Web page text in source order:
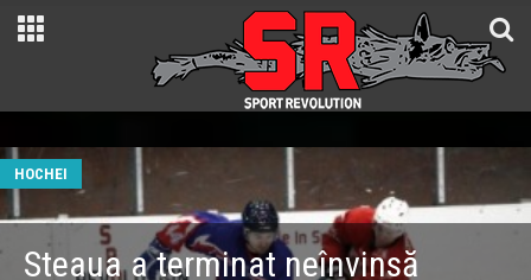
HOCHEI
Steaua a terminat neînvinsă